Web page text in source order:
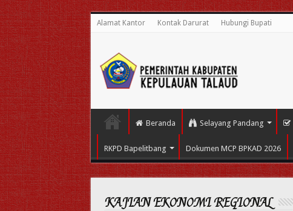
Alamat Kantor Kontak Darurat Hubungi Bupati
Beranda Selayang Pandang
RKPD Bapelitbang Dokumen MCP BPKAD 2026
KAJIAN EKONOMI REGIONAL